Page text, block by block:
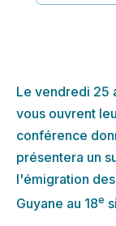
Le vendredi 25
vous ouvrent
conférence
présentera un
l'émigration
Guyane au 18e